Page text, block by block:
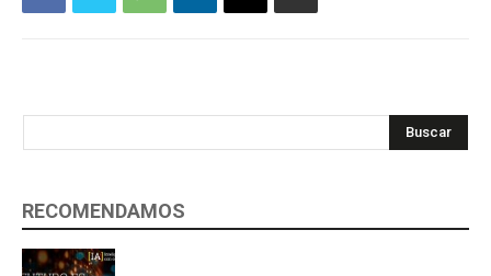
Buscar
RECOMENDAMOS